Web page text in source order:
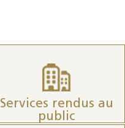
Services rendus au
public